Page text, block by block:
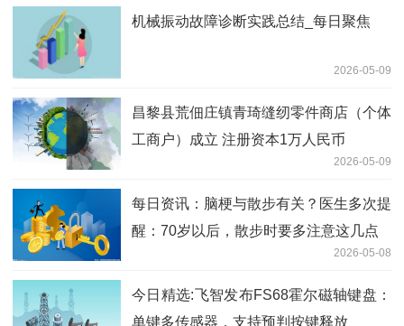
机械振动故障诊断实践总结_每日聚焦
2026-05-09
昌黎县荒佃庄镇青琦缝纫零件商店（个体
工商户）成立 注册资本1万人民币
2026-05-09
每日资讯：脑梗与散步有关？医生多次提
醒：70岁以后，散步时要多注意这几点
2026-05-08
今日精选:飞智发布FS68霍尔磁轴键盘：
单键多传感器，支持预判按键释放